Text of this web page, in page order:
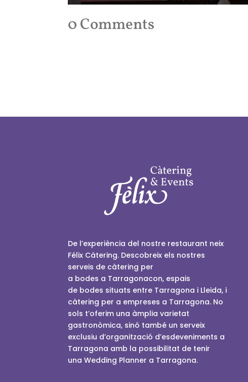
0 Comments
De l’experiència del nostre restaurant neix
Félix Càtering. Descobreix els nostres
serveis de càtering per
a bodes a Tarragonacon, espais
de bodes situats entre Tarragona i Lleida, i
càtering per a empreses a Tarragona. No
sols t’oferim una àmplia varietat
gastronòmica, sinó també un serveix
exclusiu d’organització d’esdeveniments a
Tarragona amb la possibilitat de tenir
una Wedding Planner a Tarragona.